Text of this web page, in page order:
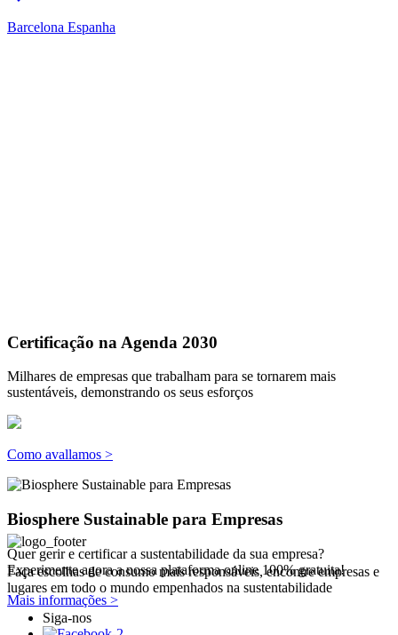
Barcelona Espanha
Certificação na Agenda 2030
Milhares de empresas que trabalham para se tornarem mais
sustentáveis, demonstrando os seus esforços
Como avallamos >
Biosphere Sustainable para Empresas
Quer gerir e certificar a sustentabilidade da sua empresa?
Experimente agora a nossa plataforma online 100% gratuita!
Mais informações >
Faça escolhas de consumo mais responsáveis, encontre empresas e
lugares em todo o mundo empenhados na sustentabilidade
Siga-nos